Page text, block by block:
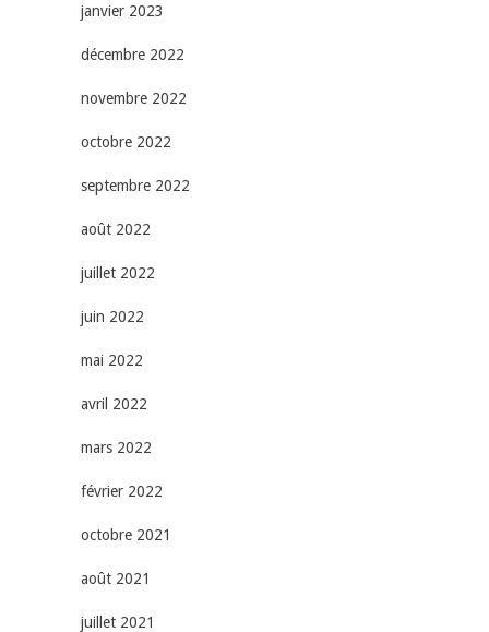
janvier 2023
décembre 2022
novembre 2022
octobre 2022
septembre 2022
août 2022
juillet 2022
juin 2022
mai 2022
avril 2022
mars 2022
février 2022
octobre 2021
août 2021
juillet 2021